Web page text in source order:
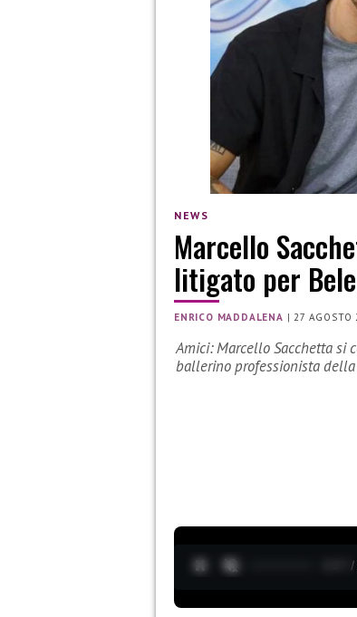
NEWS
Marcello
litigato per
ENRICO MADDALENA |27 AGOSTO
Amici: Marcello Sacchetta si
ballerino professionista
0:28